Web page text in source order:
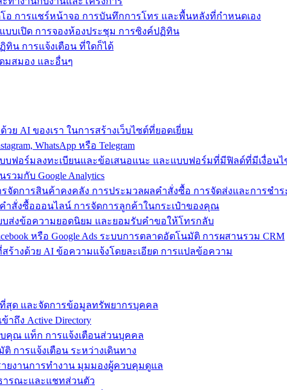
การแชร์หน้าจอ การบันทึกการโทร และพื้นหลังที่กำหนดเอง
บเปิด การจองห้องประชุม การซิงค์ปฏิทิน
น การแจ้งเตือน ที่ใดก็ได้
มสมอง และอื่นๆ
ย AI ของเรา ในการสร้างเว็บไซต์ที่ยอดเยี่ยม
WhatsApp หรือ Telegram
ฟอร์มลงทะเบียนและข้อเสนอแนะ และแบบฟอร์มที่มีฟิลด์ที่มีเงื่อนไ
มกับ Google Analytics
ดการสินค้าคงคลัง การประมวลผลคำสั่งซื้อ การจัดส่งและการชำร
ำสั่งซื้อออนไลน์ การจัดการลูกค้าในกระเป๋าของคุณ
บส่งข้อความยอดนิยม และยอมรับคำขอให้โทรกลับ
หรือ Google Ads ระบบการตลาดอัตโนมัติ การผสานรวม CRM
ร้างด้วย AI ข้อความแจ้งโดยละเอียด การแปลข้อความ
สุด และจัดการข้อมูลทรัพยากรบุคคล
ถึง Active Directory
คุณ แท็ก การแจ้งเตือนส่วนบุคคล
การแจ้งเตือน ระหว่างเดินทาง
ยงานการทำงาน มุมมองผู้ควบคุมดูแล
ารณะและแชทส่วนตัว